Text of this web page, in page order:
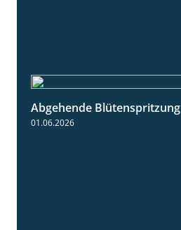
Abgehende Blütenspritzung
01.06.2026